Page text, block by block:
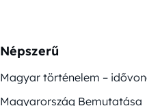
Népszerű
Magyar történelem –
Magyarország Bemutatása